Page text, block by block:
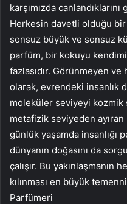
karşımızda
Herkesin davetli olduğu
sonsuz büyük ve sonsuz
parfüm, bir kokuyu
fazlasıdır. Görünmeyen
olarak, evrendeki insanlık
moleküler seviyeyi
metafizik seviyeden ayıran
günlük yaşamda insanlığı
dünyanın doğasını da
çalışır. Bu yakınlaşmanın
kılınması en büyük
Parfümeri